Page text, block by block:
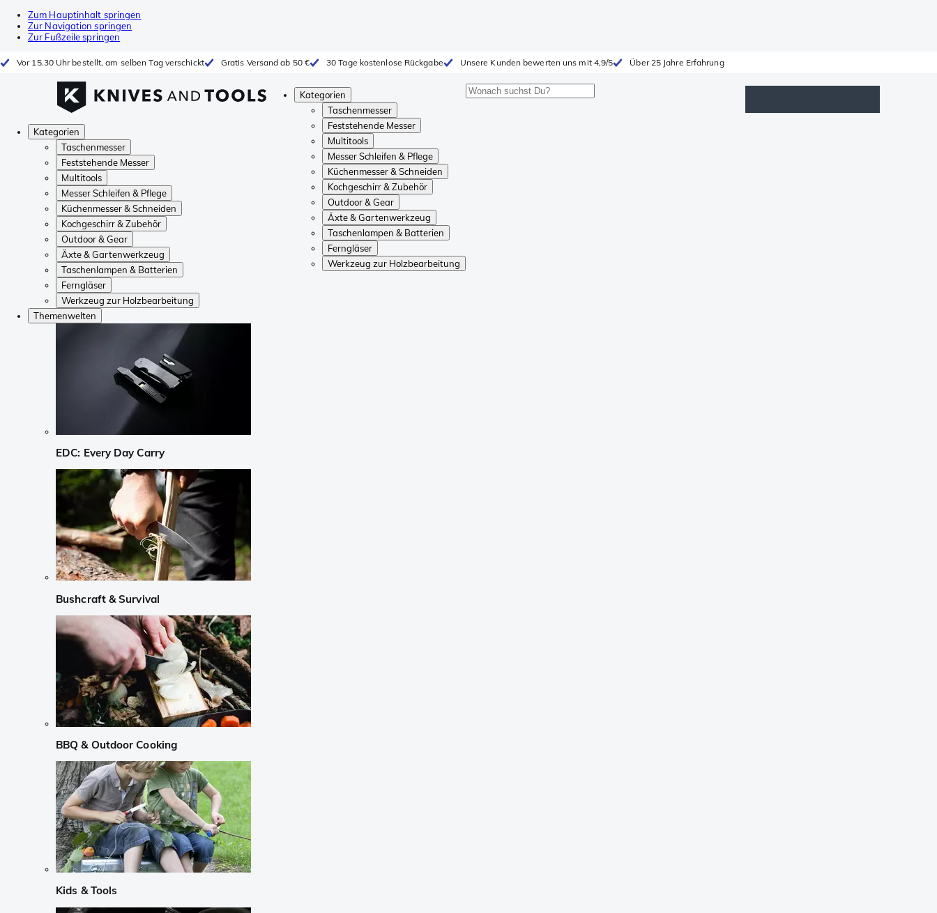
Zum Hauptinhalt springen
Zur Navigation springen
Zur Fußzeile springen
Vor 15.30 Uhr bestellt, am selben Tag verschickt Gratis Versand ab 50 € 30 Tage kostenlose Rückgabe Unsere Kunden bewerten uns mit 4,9/5 Über 25 Jahre Erfahrung
Kategorien
Taschenmesser
Feststehende Messer
Multitools
Messer Schleifen & Pflege
Küchenmesser & Schneiden
Kochgeschirr & Zubehör
Outdoor & Gear
Äxte & Gartenwerkzeug
Taschenlampen & Batterien
Ferngläser
Werkzeug zur Holzbearbeitung
Kategorien
Taschenmesser
Feststehende Messer
Multitools
Messer Schleifen & Pflege
Küchenmesser & Schneiden
Kochgeschirr & Zubehör
Outdoor & Gear
Äxte & Gartenwerkzeug
Taschenlampen & Batterien
Ferngläser
Werkzeug zur Holzbearbeitung
Themenwelten
EDC: Every Day Carry
Bushcraft & Survival
BBQ & Outdoor Cooking
Kids & Tools